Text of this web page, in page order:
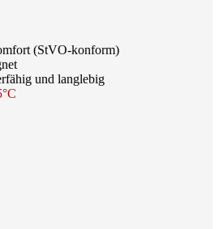
(StVO-konform)
und langlebig